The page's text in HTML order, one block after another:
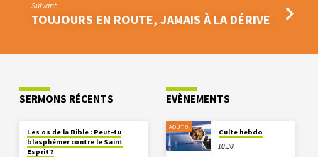
Suivant
TOUJOURS EN ROUTE, JAMAIS À LA DÉRIVE
SERMONS RÉCENTS
Les os de la Bible : Peut-tu
blasphémer contre le Saint
Esprit ?
EVÈNEMENTS
AOÛT 9
Culte hebdo
10:30